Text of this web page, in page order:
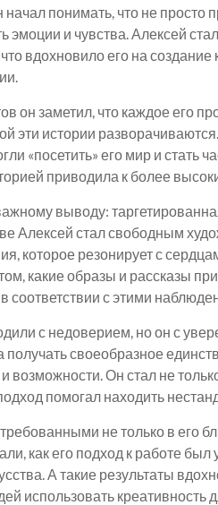
понимать, что не просто
и чувства. Алексей
вдохновило его на
он заметил, что каждое его
эти истории
«посетить» его мир и стать
приводила к более
выводу:
Алексей стал свободным
которое резонирует с
какие образы и рассказы
соответствии с этими
с недоверием, но он с
получать своеобразное
возможности. Он стал не
помогал находить
не только в его
как его подход к работе был
А такие результаты
использовать